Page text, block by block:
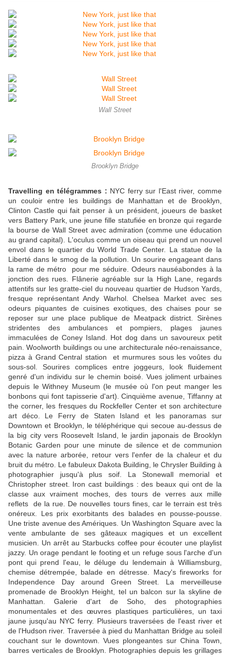
Wall Street
Brooklyn Bridge
Travelling en télégrammes : NYC ferry sur l'East river, comme
un couloir entre les buildings de Manhattan et de Brooklyn,
Clinton Castle qui fait penser à un président, joueurs de basket
vers Battery Park, une jeune fille statufiée en bronze qui regarde
la bourse de Wall Street avec admiration (comme une éducation
au grand capital). L'oculus comme un oiseau qui prend un nouvel
envol dans le quartier du World Trade Center. La statue de la
Liberté dans le smog de la pollution. Un sourire engageant dans
la rame de métro pour me séduire. Odeurs nauséabondes à la
jonction des rues. Flânerie agréable sur la High Lane, regards
attentifs sur les gratte-ciel du nouveau quartier de Hudson Yards,
fresque représentant Andy Warhol. Chelsea Market avec ses
odeurs piquantes de cuisines exotiques, des chaises pour se
reposer sur une place publique de Meatpack district. Sirènes
stridentes des ambulances et pompiers, plages jaunes
immaculées de Coney Island. Hot dog dans un savoureux petit
pain. Woolworth buildings ou une architecturale néo-renaissance,
pizza à Grand Central station et murmures sous les voûtes du
sous-sol. Sourires complices entre joggeurs, look fluidement
genré d'un individu sur le chemin boisé. Vues joliment urbaines
depuis le Withney Museum (le musée où l'on peut manger les
bonbons qui font tapisserie d'art). Cinquième avenue, Tiffanny at
the corner, les fresques du Rockfeller Center et son architecture
art déco. Le Ferry de Staten Island et les panoramas sur
Downtown et Brooklyn, le téléphérique qui secoue au-dessus de
la big city vers Roosevelt Island, le jardin japonais de Brooklyn
Botanic Garden pour une minute de silence et de communion
avec la nature arborée, retour vers l'enfer de la chaleur et du
bruit du métro. Le fabuleux Dakota Building, le Chrysler Building à
photographier jusqu'à plus soif. La Stonewall memorial et
Christopher street. Iron cast buildings : des beaux qui ont de la
classe aux vraiment moches, des tours de verres aux mille
reflets de la rue. De nouvelles tours fines, car le terrain est très
onéreux. Les prix exorbitants des balades en pousse-pousse.
Une triste avenue des Amériques. Un Washington Square avec la
vente ambulante de ses gâteaux magiques et un excellent
musicien. Un arrêt au Starbucks coffee pour écouter une playlist
jazzy. Un orage pendant le footing et un refuge sous l'arche d'un
pont qui prend l'eau, le déluge du lendemain à Williamsburg,
chemise détrempée, balade en détresse. Macy's fireworks for
Independence Day around Green Street. La merveilleuse
promenade de Brooklyn Height, tel un balcon sur la skyline de
Manhattan. Galerie d'art de Soho, des photographies
monumentales et des œuvres plastiques particulières, un taxi
jaune jusqu'au NYC ferry. Plusieurs traversées de l'east river et
de l'Hudson river. Traversée à pied du Manhattan Bridge au soleil
couchant sur le downtown. Vues plongeantes sur China Town,
barres verticales de Brooklyn. Photographies depuis les grillages